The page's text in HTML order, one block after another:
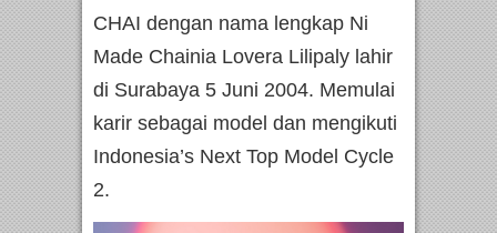
CHAI dengan nama lengkap Ni
Made Chainia Lovera Lilipaly lahir
di Surabaya 5 Juni 2004. Memulai
karir sebagai model dan mengikuti
Indonesia’s Next Top Model Cycle
2.